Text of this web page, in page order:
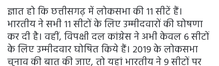
ज्ञात हो कि छत्तीसगढ़ में लोकसभा की 11 सीटें हैं।
भारतीय ने सभी 11 सीटों के लिए उम्मीदवारों की घोषणा
कर दी है। वहीं, विपक्षी दल कांग्रेस ने अभी केवल 6 सीटों
के लिए उम्मीदवार घोषित किये हैं। 2019 के लोकसभा
चुनाव की बात की जाए, तो यहां भारतीय ने 9 सीटों पर